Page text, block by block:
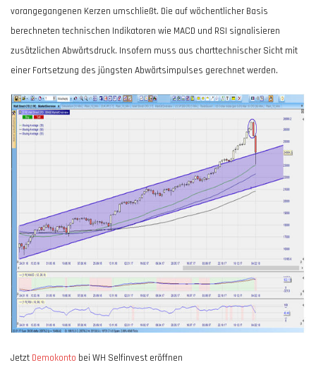
vorangegangenen Kerzen umschließt. Die auf wöchentlicher Basis
berechneten technischen Indikatoren wie MACD und RSI signalisieren
zusätzlichen Abwärtsdruck. Insofern muss aus charttechnischer Sicht mit
einer Fortsetzung des jüngsten Abwärtsimpulses gerechnet werden.
Jetzt Demokonto bei WH Selfinvest eröffnen